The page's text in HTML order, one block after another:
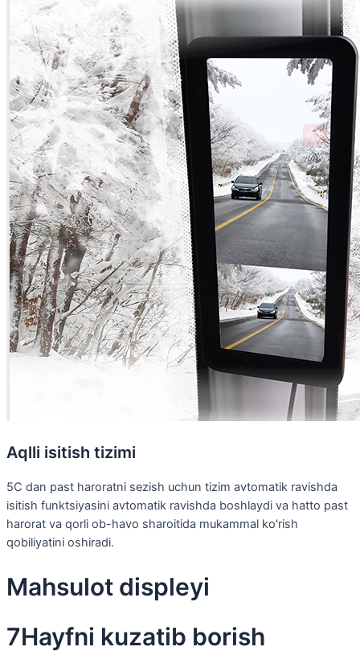
Aqlli isitish tizimi
5C dan past haroratni sezish uchun tizim avtomatik ravishda
isitish funktsiyasini avtomatik ravishda boshlaydi va hatto past
harorat va qorli ob-havo sharoitida mukammal ko'rish
qobiliyatini oshiradi.
Mahsulot displeyi
7Hayfni kuzatib borish